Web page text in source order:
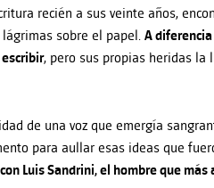
recién a sus veinte años,
sobre el papel. A
escribir, pero sus propias heridas la
de una voz que emergía
para aullar esas ideas que
Luis Sandrini, el hombre que más